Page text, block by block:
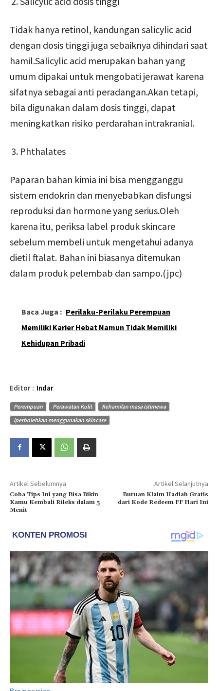
Tidak hanya retinol, kandungan salicylic acid
dengan dosis tinggi juga sebaiknya dihindari saat
hamil.Salicylic acid merupakan bahan yang
umum dipakai untuk mengobati jerawat karena
sifatnya sebagai anti peradangan.Akan tetapi,
bila digunakan dalam dosis tinggi, dapat
meningkatkan risiko perdarahan intrakranial.
Phthalates
Paparan bahan kimia ini bisa mengganggu
sistem endokrin dan menyebabkan disfungsi
reproduksi dan hormone yang serius.Oleh
karena itu, periksa label produk skincare
sebelum membeli untuk mengetahui adanya
dietil ftalat. Bahan ini biasanya ditemukan
dalam produk pelembab dan sampo.(jpc)
Baca Juga : Perilaku-Perilaku Perempuan
Memiliki Karier Hebat Namun Tidak Memiliki
Kehidupan Pribadi
Editor : Indar
Perempuan Perawatan Kulit
Kehamilan masa istimewa
iperbolehkan menggunakan skincare
Artikel Sebelumnya
Coba Tips Ini yang Bisa Bikin
Kamu Kembali Rileks dalam 5
Menit
Artikel Selanjutnya
Buruan Klaim Hadiah Gratis
dari Kode Redeem FF Hari Ini